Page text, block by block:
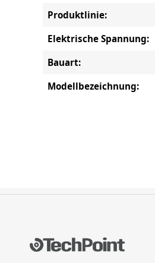
Produktlinie:
Elektrische Spannung:
Bauart:
Modellbezeichnung: